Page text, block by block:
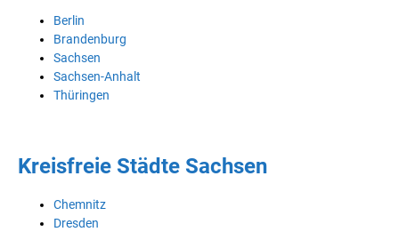
Berlin
Brandenburg
Sachsen
Sachsen-Anhalt
Thüringen
Kreisfreie Städte Sachsen
Chemnitz
Dresden